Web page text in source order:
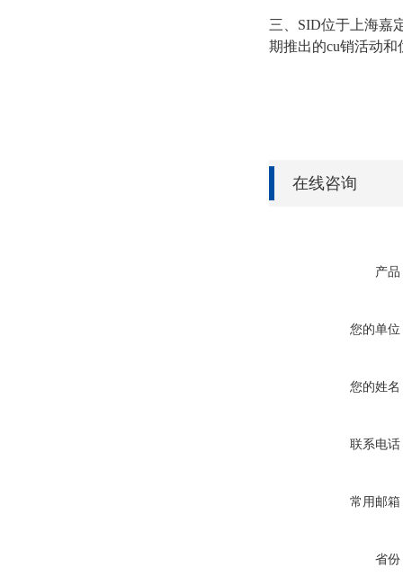
三、SID位于上海嘉
期推出的cu销活动
在线咨询
产品
您的单位
您的姓名
联系电话
常用邮箱
省份